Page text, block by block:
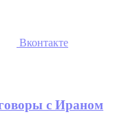
Вконтакте
с Ираном